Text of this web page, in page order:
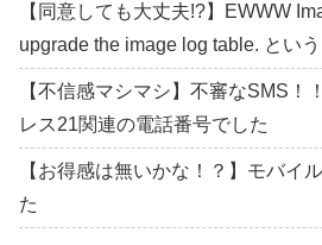
【同意しても大丈夫!?】EWWW
upgrade the image log table. とい
【不信感マシマシ】不審なSMS！
レス21関連の電話番号でした
【お得感は無いかな！？】モバイ
た